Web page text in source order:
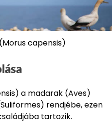
capensis)
a madarak (Aves)
rendjébe, ezen
tartozik.